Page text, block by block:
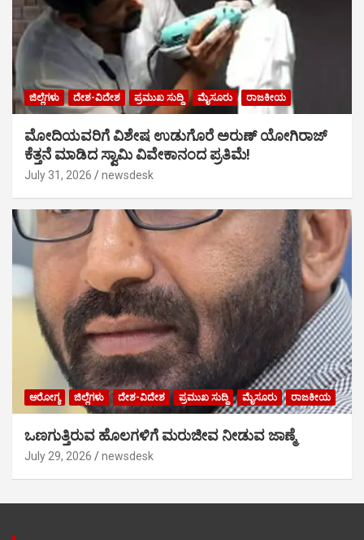
ಜಿಲ್ಲೆಗಳು ದೇಶ-ವಿದೇಶ ಪ್ರಮುಖ ಸುದ್ದಿ ಮೈಸೂರು ರಾಜಕೀಯ
ಮೋದಿಯವರಿಗೆ ವಿಶೇಷ ಉಡುಗೊರೆ ಅರುಣ್ ಯೋಗಿರಾಜ್
ಕೆತ್ತನೆ ಮಾಡಿದ ಸ್ವಾಮಿ ವಿವೇಕಾನಂದ ಪ್ರತಿಮೆ!
July 31, 2026 newsdesk
ಆರೋಗ್ಯ ಜಿಲ್ಲೆಗಳು ದೇಶ-ವಿದೇಶ ಪ್ರಮುಖ ಸುದ್ದಿ ಮೈಸೂರು ರಾಜಕೀಯ
ಒಣಗುತ್ತಿರುವ ಹೊಲಗಳಿಗೆ ಮರುಜೀವ ನೀಡುವ ಜಾಣ್ಮೆ
July 29, 2026 newsdesk